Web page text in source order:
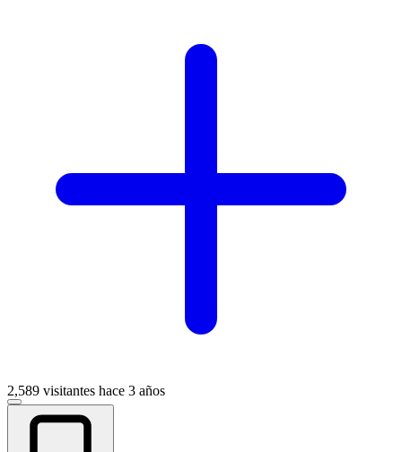
2,589 visitantes hace 3 años